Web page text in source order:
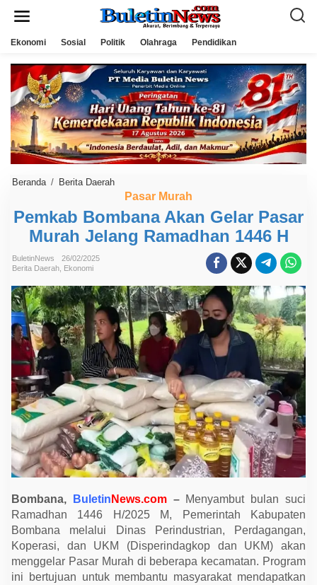
Ekonomi Sosial Politik Olahraga Pendidikan
Beranda / Berita Daerah
k
a
b
B
a
n
a
A
k
a
n
G
e
l
a
r
P
a
s
a
r
M
u
a
h
J
e
l
a
n
g
Pasar Murah
Pemkab Bombana Akan Gelar Pasar
Murah Jelang Ramadhan 1446 H
BuletinNews
26/02/2025
Berita Daerah Ekonomi
Bombana, Buletin News.com–Menyambut bulan suci
Ramadhan 1446 H/2025 M, Pemerintah Kabupaten
Bombana melalui Dinas Perindustrian, Perdagangan,
Koperasi, dan UKM (Disperindagkop dan UKM) akan
menggelar Pasar Murah di beberapa kecamatan. Program
ini bertujuan untuk membantu masyarakat mendapatkan